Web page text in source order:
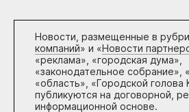
Новости, размещенные в
компаний» и «Новости
«реклама», «городская дума»,
«законодательное собрание»,
«область», «Городской голова
публикуются на договорной,
информационной основе.